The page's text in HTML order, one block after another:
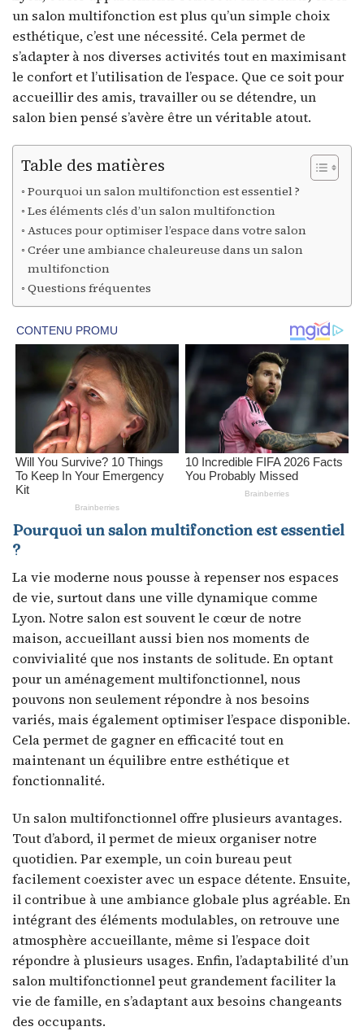
un salon multifonction est plus qu’un simple choix
esthétique, c’est une nécessité. Cela permet de
s’adapter à nos diverses activités tout en maximisant
le confort et l’utilisation de l’espace. Que ce soit pour
accueillir des amis, travailler ou se détendre, un
salon bien pensé s’avère être un véritable atout.
Table des matières
Pourquoi un salon multifonction est essentiel ?
Les éléments clés d’un salon multifonction
Astuces pour optimiser l’espace dans votre salon
Créer une ambiance chaleureuse dans un salon
multifonction
Questions fréquentes
Pourquoi un salon multifonction est essentiel
?
La vie moderne nous pousse à repenser nos espaces
de vie, surtout dans une ville dynamique comme
Lyon. Notre salon est souvent le cœur de notre
maison, accueillant aussi bien nos moments de
convivialité que nos instants de solitude. En optant
pour un aménagement multifonctionnel, nous
pouvons non seulement répondre à nos besoins
variés, mais également optimiser l’espace disponible.
Cela permet de gagner en efficacité tout en
maintenant un équilibre entre esthétique et
fonctionnalité.
Un salon multifonctionnel offre plusieurs avantages.
Tout d’abord, il permet de mieux organiser notre
quotidien. Par exemple, un coin bureau peut
facilement coexister avec un espace détente. Ensuite,
il contribue à une ambiance globale plus agréable. En
intégrant des éléments modulables, on retrouve une
atmosphère accueillante, même si l’espace doit
répondre à plusieurs usages. Enfin, l’adaptabilité d’un
salon multifonctionnel peut grandement faciliter la
vie de famille, en s’adaptant aux besoins changeants
des occupants.